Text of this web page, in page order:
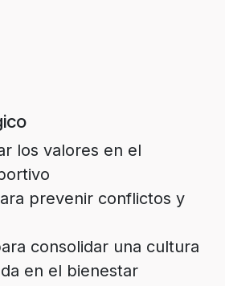
los valores en el
prevenir conflictos y
consolidar una cultura
en el bienestar